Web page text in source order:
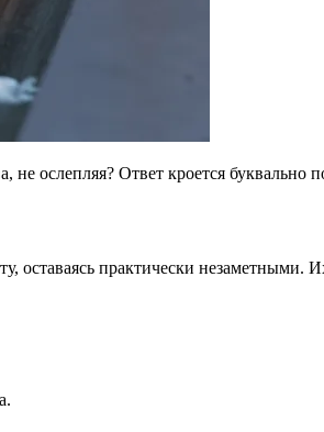
не ослепляя? Ответ кроется
оставаясь практически